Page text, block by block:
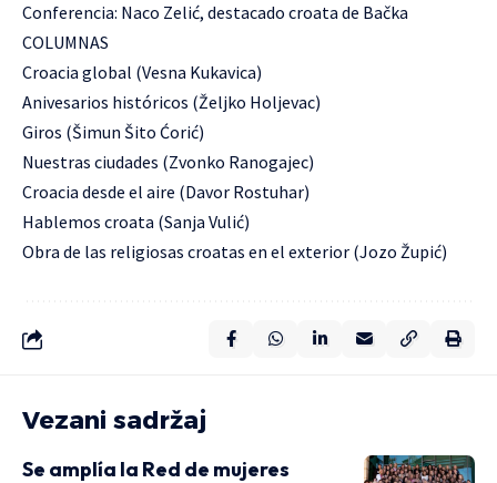
Conferencia: Naco Zelić, destacado croata de Bačka
COLUMNAS
Croacia global (Vesna Kukavica)
Anivesarios históricos (Željko Holjevac)
Giros (Šimun Šito Ćorić)
Nuestras ciudades (Zvonko Ranogajec)
Croacia desde el aire (Davor Rostuhar)
Hablemos croata (Sanja Vulić)
Obra de las religiosas croatas en el exterior (Jozo Župić)
Vezani sadržaj
Se amplía la Red de mujeres